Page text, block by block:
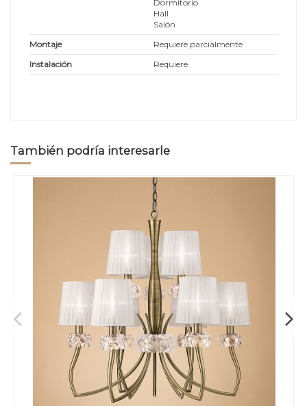
Dormitorio
Hall
Salón
Montaje
Requiere parcialmente
Instalación
Requiere
También podría interesarle